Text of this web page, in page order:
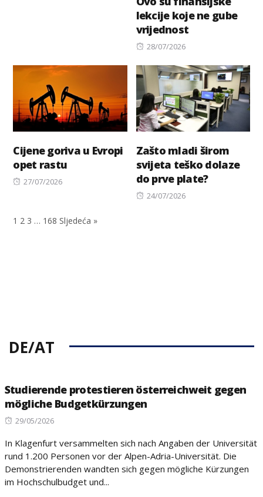
lekcije koje ne gube
vrijednost
Posted
28/07/2026
Cijene goriva u Evropi
opet rastu
Posted
27/07/2026
Zašto mladi širom
svijeta teško dolaze
do prve plate?
Posted
24/07/2026
1 2 3 … 168 Sljedeća »
DE/AT
Studierende protestieren österreichweit gegen
mögliche Budgetkürzungen
Posted
29/05/2026
In Klagenfurt versammelten sich nach Angaben der Universität
rund 1.200 Personen vor der Alpen-Adria-Universität. Die
Demonstrierenden wandten sich gegen mögliche Kürzungen
im Hochschulbudget und...